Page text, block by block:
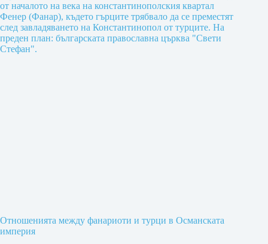
Отношенията между фанариоти и турци в Османската
империя